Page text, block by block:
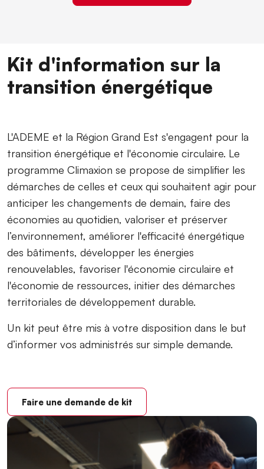
Image
Kit d'information sur la
transition énergétique
L'ADEME et la Région Grand Est s'engagent pour la
transition énergétique et l'économie circulaire. Le
programme Climaxion se propose de simplifier les
démarches de celles et ceux qui souhaitent agir pour
anticiper les changements de demain, faire des
économies au quotidien, valoriser et préserver
l’environnement, améliorer l'efficacité énergétique
des bâtiments, développer les énergies
renouvelables, favoriser l'économie circulaire et
l'économie de ressources, initier des démarches
territoriales de développement durable.
Un kit peut être mis à votre disposition dans le but
d’informer vos administrés sur simple demande.
Faire une demande de kit